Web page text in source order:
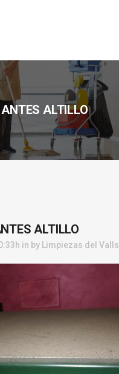
ANTES ALTILLO
ALTILLO
in by Limpiezas del Valls